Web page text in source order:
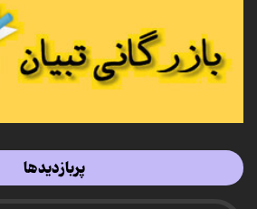
پربازدیدها